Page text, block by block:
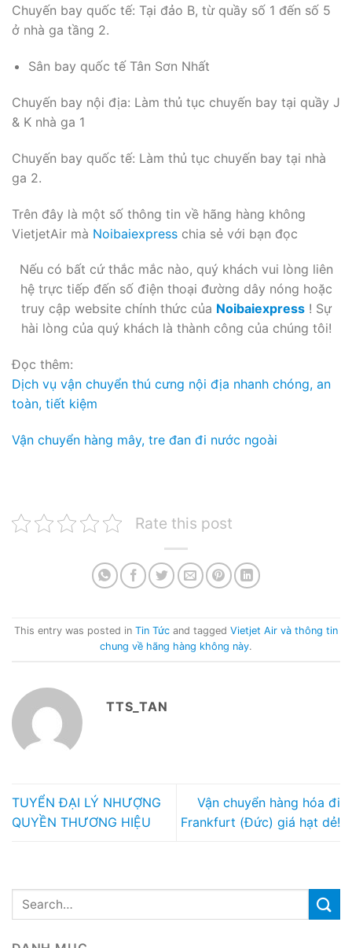
Chuyến bay quốc tế: Tại đảo B, từ quầy số 1 đến số 5
ở nhà ga tầng 2.
Sân bay quốc tế Tân Sơn Nhất
Chuyến bay nội địa: Làm thủ tục chuyến bay tại quầy J
& K nhà ga 1
Chuyến bay quốc tế: Làm thủ tục chuyến bay tại nhà
ga 2.
Trên đây là một số thông tin về hãng hàng không
VietjetAir mà Noibaiexpress chia sẻ với bạn đọc
Nếu có bất cứ thắc mắc nào, quý khách vui lòng liên
hệ trực tiếp đến số điện thoại đường dây nóng hoặc
truy cập website chính thức của Noibaiexpress! Sự
hài lòng của quý khách là thành công của chúng tôi!
Đọc thêm:
Dịch vụ vận chuyển thú cưng nội địa nhanh chóng, an
toàn, tiết kiệm
Vận chuyển hàng mây, tre đan đi nước ngoài
Rate this post
This entry was posted in Tin Tức and tagged Vietjet Air và thông tin
chung về hãng hàng không này.
TTS_TAN
TUYỂN ĐẠI LÝ NHƯỢNG
QUYỀN THƯƠNG HIỆU
Vận chuyển hàng hóa đi
Frankfurt (Đức) giá hạt dẻ!